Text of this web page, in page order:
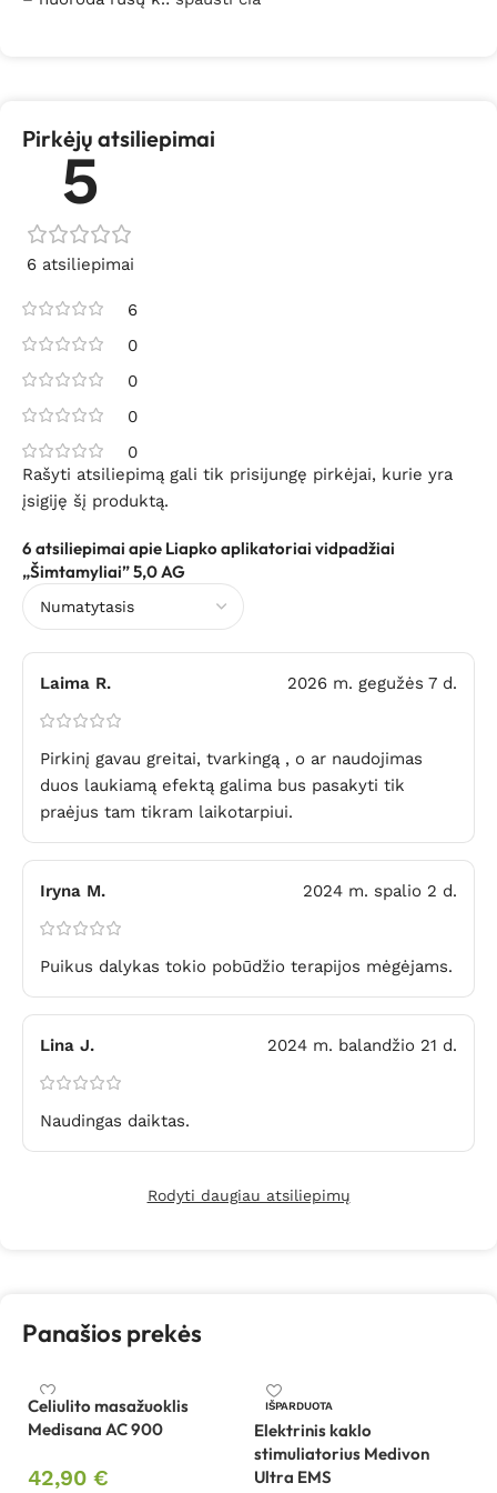
Pirkėjų atsiliepimai
5
6 atsiliepimai
6
0
0
0
0
6 atsiliepimai apie Liapko aplikatoriai vidpadžiai
„Šimtamyliai” 5,0 AG
Laima R. 2026 m. gegužės 7 d.
Pirkinį gavau greitai, tvarkingą , o ar naudojimas
duos laukiamą efektą galima bus pasakyti tik
praėjus tam tikram laikotarpiui.
Iryna M. 2024 m. spalio 2 d.
Puikus dalykas tokio pobūdžio terapijos mėgėjams.
Lina J. 2024 m. balandžio 21 d.
Naudingas daiktas.
Rodyti daugiau atsiliepimų
Rašyti atsiliepimą gali tik prisijungę pirkėjai, kurie yra
įsigiję šį produktą.
Panašios prekės
Celiulito masažuoklis
Medisana AC 900
42,90 €
IŠPARDUOTA
Elektrinis kaklo
stimuliatorius Medivon
Ultra EMS